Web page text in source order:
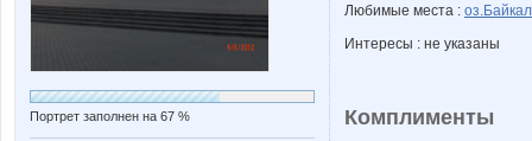
Портрет заполнен на 67 %
Любимые места : оз.Байкал
Интересы : не указаны
Комплименты